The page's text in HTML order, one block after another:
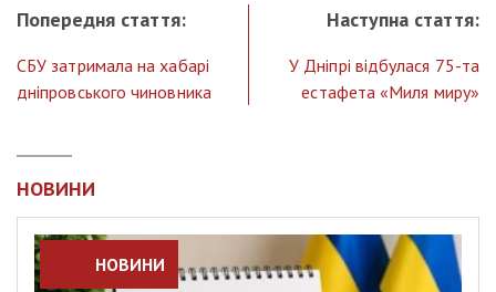
Попередня стаття:
СБУ затримала на хабарі
дніпровського чиновника
Наступна стаття:
У Дніпрі відбулася 75-та
естафета «Миля миру»
НОВИНИ
НОВИНИ